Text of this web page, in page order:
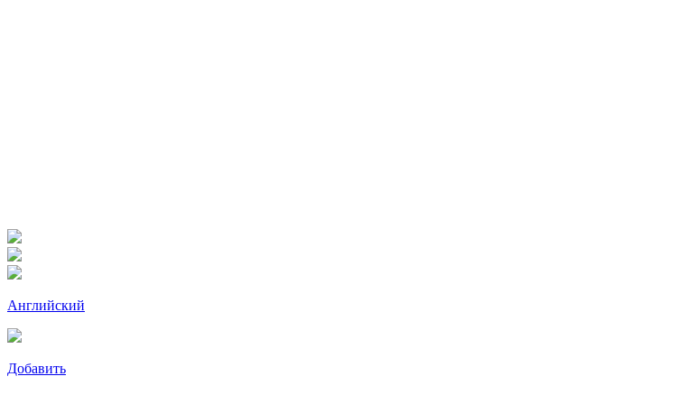
Английский
Добавить